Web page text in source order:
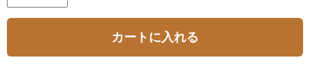
カートに入れる